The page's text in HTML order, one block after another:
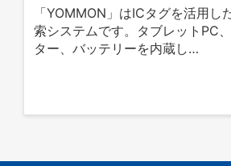
「YOMMON」はICタグを活用し
索システムです。タブレットPC
ター、バッテリーを内蔵し…